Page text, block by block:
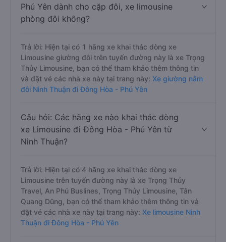
Phú Yên dành cho cặp đôi, xe limousine
phòng đôi không?
Trả lời: Hiện tại có 1 hãng xe khai thác dòng xe
Limousine giường đôi trên tuyến đường này là xe Trọng
Thủy Limousine, bạn có thể tham khảo thêm thông tin
và đặt vé các nhà xe này tại trang này: Xe giường nằm
đôi Ninh Thuận đi Đông Hòa - Phú Yên
Câu hỏi: Các hãng xe nào khai thác dòng
xe Limousine đi Đông Hòa - Phú Yên từ
Ninh Thuận?
Trả lời: Hiện tại có 4 hãng xe khai thác dòng xe
Limousine trên tuyến đường này là xe Trọng Thủy
Travel, An Phú Buslines, Trọng Thủy Limousine, Tân
Quang Dũng, bạn có thể tham khảo thêm thông tin và
đặt vé các nhà xe này tại trang này: Xe limousine Ninh
Thuận đi Đông Hòa - Phú Yên